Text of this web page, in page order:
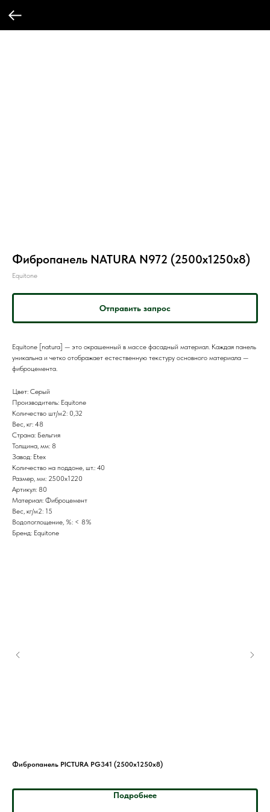
Фибропанель NATURA N972 (2500x1250x8)
Equitone
Отправить запрос
Equitone [natura] — это окрашенный в массе фасадный материал. Каждая панель
уникальна и четко отображает естественную текстуру основного материала —
фиброцемента.
Цвет: Серый
Производитель: Equitone
Количество шт/м2: 0,32
Вес, кг: 48
Страна: Бельгия
Толщина, мм: 8
Завод: Etex
Количество на поддоне, шт.: 40
Размер, мм: 2500x1220
Артикул: 80
Материал: Фиброцемент
Вес, кг/м2: 15
Водопоглощение, %: < 8%
Бренд: Equitone
Фибропанель PICTURA PG341 (2500x1250x8)
Подробнее